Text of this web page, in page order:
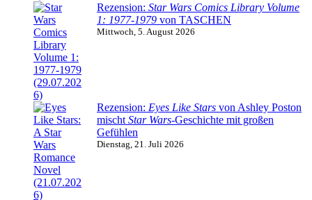
Rezension: Star Wars Comics Library Volume
1: 1977-1979 von TASCHEN
Mittwoch, 5. August 2026
Rezension: Eyes Like Stars von Ashley Poston
mischt Star Wars-Geschichte mit großen
Gefühlen
Dienstag, 21. Juli 2026